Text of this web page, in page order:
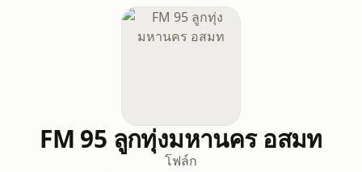
FM 95 ลูกทุ่งมหานคร อสมท
โฟล์ก